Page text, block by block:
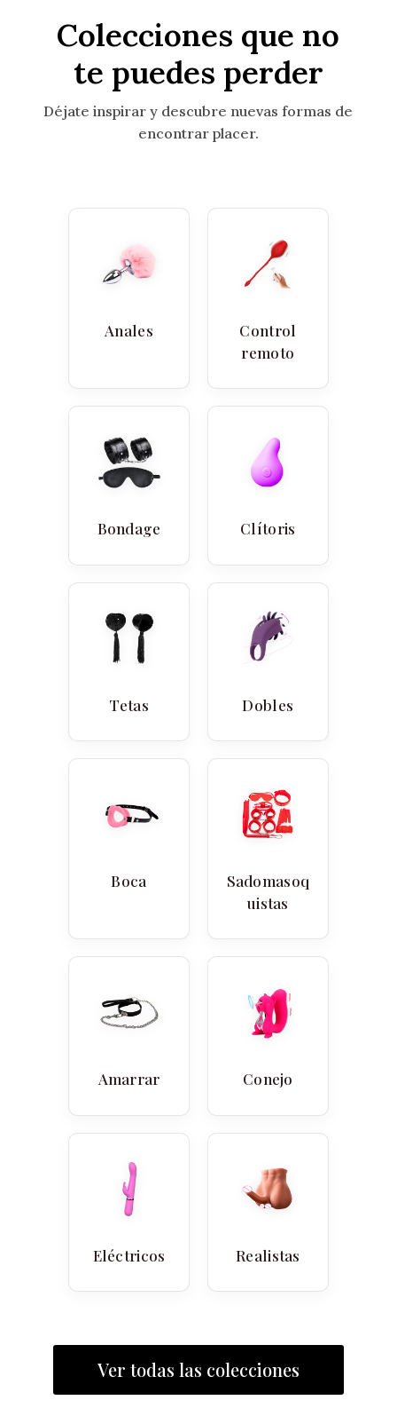
Colecciones que no
te puedes perder
Déjate inspirar y descubre nuevas formas de
encontrar placer.
Anales
Control
remoto
Bondage Clítoris
Tetas Dobles
Boca
Sadomasoq
uistas
Amarrar Conejo
Eléctricos Realistas
Ver todas las colecciones